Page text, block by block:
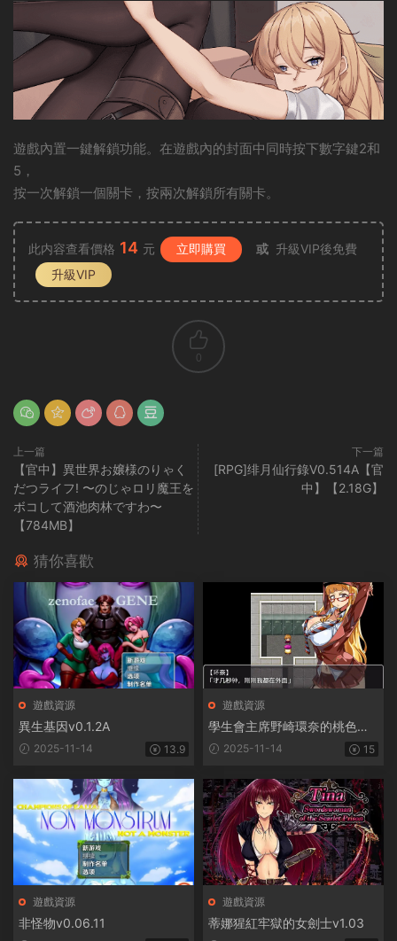
遊戲內置一鍵解鎖功能。在遊戲內的封面中同時按下數字鍵2和
5，
按一次解鎖一個關卡，按兩次解鎖所有關卡。
此内容查看價格 14 元 立即購買 或 升級VIP後免費
升級VIP
0
上一篇
【官中】異世界お嬢様のりゃく
だつライフ! 〜のじゃロリ魔王を
ボコして酒池肉林ですわ〜
【784MB】
下一篇
[RPG]绯月仙行錄V0.514A【官
中】【2.18G】
猜你喜歡
遊戲資源
異生基因v0.1.2A
2025-11-14 13.9
遊戲資源
學生會主席野崎環奈的桃色煩
惱 2025-11-14 15
遊戲資源
非怪物v0.06.11
遊戲資源
蒂娜猩紅牢獄的女劍士v1.03